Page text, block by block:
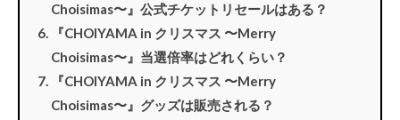
Choisimas〜』公式チケットリセールはある？
『CHOIYAMA in クリスマス 〜Merry
Choisimas〜』当選倍率はどれくらい？
『CHOIYAMA in クリスマス 〜Merry
Choisimas〜』グッズは販売される？